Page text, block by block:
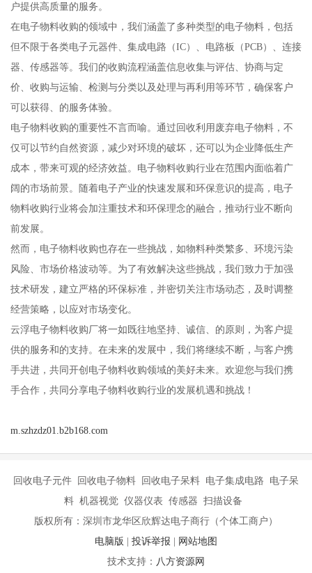
户提供高质量的服务。
在电子物料收购的领域中，我们涵盖了多种类型的电子物料，包括
但不限于各类电子元器件、集成电路（IC）、电路板（PCB）、连接
器、传感器等。我们的收购流程涵盖信息收集与评估、协商与定
价、收购与运输、检测与分类以及处理与再利用等环节，确保客户
可以获得、的服务体验。
电子物料收购的重要性不言而喻。通过回收利用废弃电子物料，不
仅可以节约自然资源，减少对环境的破坏，还可以为企业降低生产
成本，带来可观的经济效益。电子物料收购行业在范围内面临着广
阔的市场前景。随着电子产业的快速发展和环保意识的提高，电子
物料收购行业将会加注重技术和环保理念的融合，推动行业不断向
前发展。
然而，电子物料收购也存在一些挑战，如物料种类繁多、环境污染
风险、市场价格波动等。为了有效解决这些挑战，我们致力于加强
技术研发，建立严格的环保标准，并密切关注市场动态，及时调整
经营策略，以应对市场变化。
云浮电子物料收购厂将一如既往地坚持、诚信、的原则，为客户提
供的服务和的支持。在未来的发展中，我们将继续不断，与客户携
手共进，共同开创电子物料收购领域的美好未来。欢迎您与我们携
手合作，共同分享电子物料收购行业的发展机遇和挑战！
m.szhzdz01.b2b168.com
回收电子元件 回收电子物料 回收电子呆料 电子集成电路 电子呆
料 机器视觉 仪器仪表 传感器 扫描设备
版权所有：深圳市龙华区欣辉达电子商行（个体工商户）
电脑版 | 投诉举报 | 网站地图
技术支持： 八方资源网